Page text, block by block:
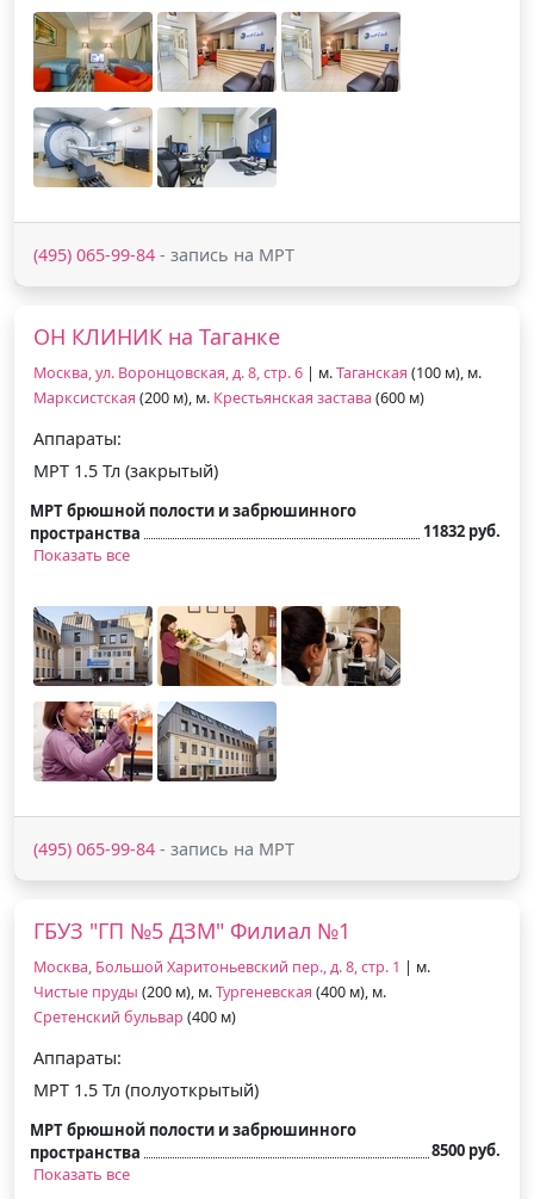
(495) 065-99-84 - запись на МРТ
ОН КЛИНИК на Таганке
Москва, ул. Воронцовская, д. 8, стр. 6 | м.Таганская (100 м), м.
Марксистская (200 м), м. Крестьянская застава (600 м)
Аппараты:
МРТ 1.5 Тл (закрытый)
МРТ брюшной полости и забрюшинного
пространства
11832 руб.
Показать все
(495) 065-99-84 - запись на МРТ
ГБУЗ "ГП №5 ДЗМ" Филиал №1
Москва, Большой Харитоньевский пер., д. 8, стр. 1 | м.
Чистые пруды (200 м), м.Тургеневская (400 м), м.
Сретенский бульвар (400 м)
Аппараты:
МРТ 1.5 Тл (полуоткрытый)
МРТ брюшной полости и забрюшинного
пространства
8500 руб.
Показать все